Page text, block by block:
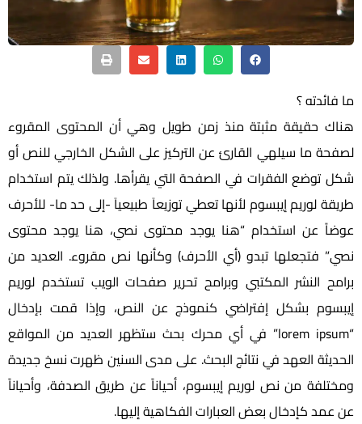
ما فائدته ؟
هناك حقيقة مثبتة منذ زمن طويل وهي أن المحتوى المقروء
لصفحة ما سيلهي القارئ عن التركيز على الشكل الخارجي للنص أو
شكل توضع الفقرات في الصفحة التي يقرأها. ولذلك يتم استخدام
طريقة لوريم إيبسوم لأنها تعطي توزيعاَ طبيعياَ -إلى حد ما- للأحرف
عوضاً عن استخدام “هنا يوجد محتوى نصي، هنا يوجد محتوى
نصي” فتجعلها تبدو (أي الأحرف) وكأنها نص مقروء. العديد من
برامح النشر المكتبي وبرامح تحرير صفحات الويب تستخدم لوريم
إيبسوم بشكل إفتراضي كنموذج عن النص، وإذا قمت بإدخال
“lorem ipsum” في أي محرك بحث ستظهر العديد من المواقع
الحديثة العهد في نتائج البحث. على مدى السنين ظهرت نسخ جديدة
ومختلفة من نص لوريم إيبسوم، أحياناً عن طريق الصدفة، وأحياناً
عن عمد كإدخال بعض العبارات الفكاهية إليها.